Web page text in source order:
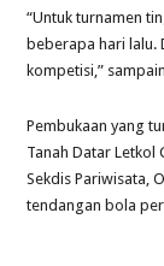
“Untuk turnamen
beberapa hari lalu.
kompetisi,”
Pembukaan yang
Tanah Datar Letkol
Sekdis Pariwisata,
tendangan bola